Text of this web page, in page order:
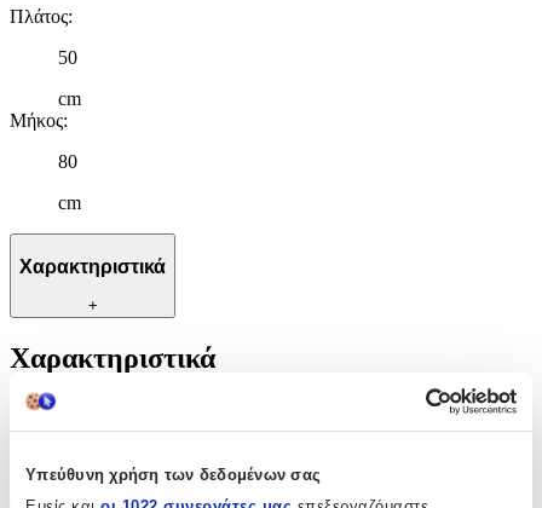
Υπεύθυνη χρήση των δεδομένων σας
Πλάτος:
50
cm
Μήκος:
80
cm
Χαρακτηριστικά
+
Χαρακτηριστικά
Κατασκευαστής
Διαστάσεις